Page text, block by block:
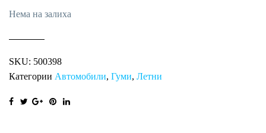
Нема на залиха
SKU: 500398
Категории Автомобили, Гуми, Летни